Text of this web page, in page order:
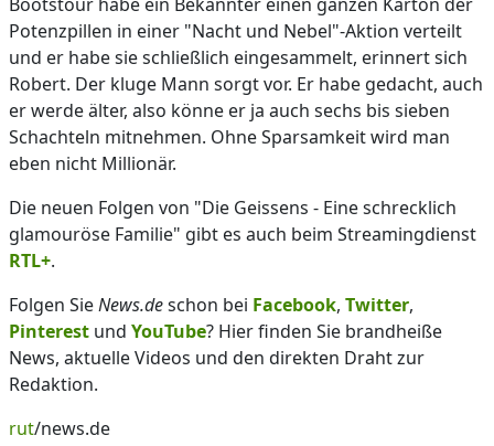
Potenzpillen in einer "Nacht und Nebel"-Aktion verteilt
und er habe sie schließlich eingesammelt, erinnert sich
Robert. Der kluge Mann sorgt vor. Er habe gedacht, auch
er werde älter, also könne er ja auch sechs bis sieben
Schachteln mitnehmen. Ohne Sparsamkeit wird man
eben nicht Millionär.
Die neuen Folgen von "Die Geissens - Eine schrecklich
glamouröse Familie" gibt es auch beim Streamingdienst
RTL+.
Folgen SieNews.deschon bei Facebook, Twitter,
Pinterest und YouTube? Hier finden Sie brandheiße
News, aktuelle Videos und den direkten Draht zur
Redaktion.
rut/news.de